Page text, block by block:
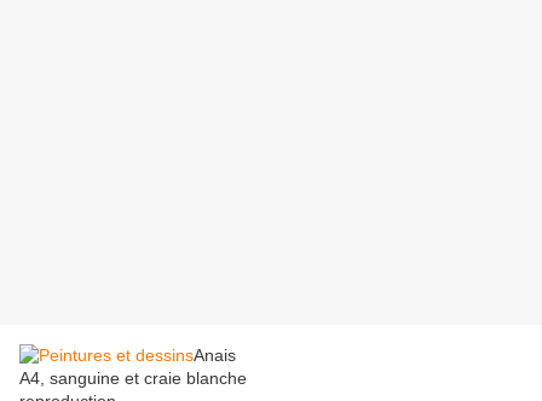
Anais
A4, sanguine et craie blanche